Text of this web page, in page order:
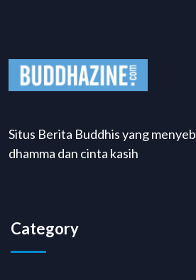
Situs Berita Buddhis yang
dhamma dan cinta kasih
Category